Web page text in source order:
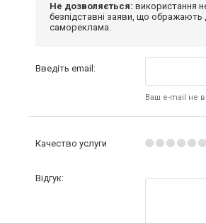
Не дозволяється: використання
безпідставні заяви, що ображають
самореклама.
Введіть email:
Ваш e-mail не
Качество услуги
Відгук: